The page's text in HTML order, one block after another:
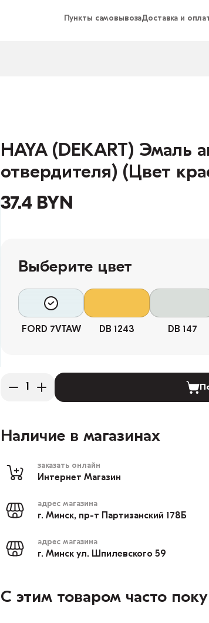
Пункты самовывозаДоставка и
HAYA (DEKART) Эмаль
отвердителя) (Цвет
37.4 BYN
Выберите цвет
FORD 7VTAW DB 1243 DB 147
Наличие в магазинах
заказать онлайн
Интернет Магазин
адрес магазина
г. Минск, пр-т Партизанский 178Б
адрес магазина
г. Минск ул. Шпилевского 59
С этим товаром часто